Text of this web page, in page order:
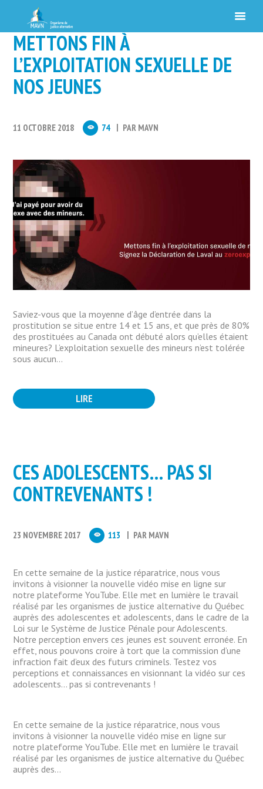
METTONS FIN À
L’EXPLOITATION SEXUELLE DE
NOS JEUNES
11 OCTOBRE 2018 74 PAR MAVN
Saviez-vous que la moyenne d’âge d’entrée dans la
prostitution se situe entre 14 et 15 ans, et que près de 80%
des prostituées au Canada ont débuté alors qu’elles étaient
mineures? L’exploitation sexuelle des mineurs n’est tolérée
sous aucun...
LIRE
CES ADOLESCENTS… PAS SI
CONTREVENANTS !
23 NOVEMBRE 2017 113 PAR MAVN
En cette semaine de la justice réparatrice, nous vous
invitons à visionner la nouvelle vidéo mise en ligne sur
notre plateforme YouTube. Elle met en lumière le travail
réalisé par les organismes de justice alternative du Québec
auprès des adolescentes et adolescents, dans le cadre de la
Loi sur le Système de Justice Pénale pour Adolescents.
Notre perception envers ces jeunes est souvent erronée. En
effet, nous pouvons croire à tort que la commission d’une
infraction fait d’eux des futurs criminels. Testez vos
perceptions et connaissances en visionnant la vidéo sur ces
adolescents… pas si contrevenants !
En cette semaine de la justice réparatrice, nous vous
invitons à visionner la nouvelle vidéo mise en ligne sur
notre plateforme YouTube. Elle met en lumière le travail
réalisé par les organismes de justice alternative du Québec
auprès des...